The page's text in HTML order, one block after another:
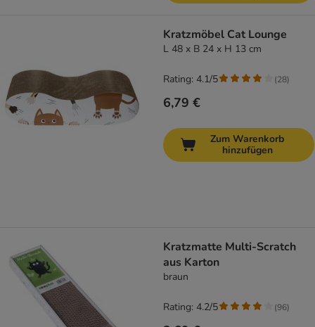
Kratzmöbel Cat Lounge
L 48 x B 24 x H 13 cm
6,79 €
Rating: 4.1/5 (28)
Zum Warenkorb
hinzufügen
Kratzmatte Multi-Scratch
aus Karton
braun
Rating: 4.2/5 (96)